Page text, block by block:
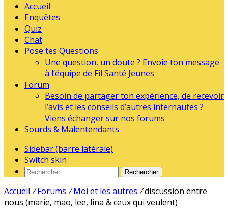
Accueil
Enquêtes
Quiz
Chat
Pose tes Questions
Une question, un doute ? Envoie ton message
à l’équipe de Fil Santé Jeunes
Forum
Besoin de partager ton expérience, de recevoir
l’avis et les conseils d’autres internautes ?
Viens échanger sur nos forums
Sourds & Malentendants
Sidebar (barre latérale)
Switch skin
Rechercher
Accueil / Forums / Moi et les autres /discussion entre
nous (marie, mao, lee, lina & ceux qui veulent)